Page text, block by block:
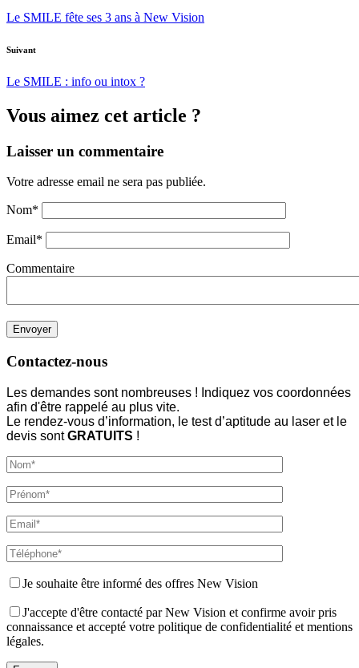
Le SMILE fête ses 3 ans à New Vision
Suivant
Le SMILE : info ou intox ?
Vous aimez cet article ?
Laisser un commentaire
Votre adresse email ne sera pas publiée.
Nom*
Email*
Commentaire
Contactez-nous
Les demandes sont nombreuses ! Indiquez vos coordonnées
afin d'être rappelé au plus vite.
Le rendez-vous d’information, le test d’aptitude au laser et le
devis sontGRATUITS !
Je souhaite être informé des offres New Vision
J'accepte d'être contacté par New Vision et confirme avoir pris
connaissance et accepté votre politique de confidentialité et mentions
légales.